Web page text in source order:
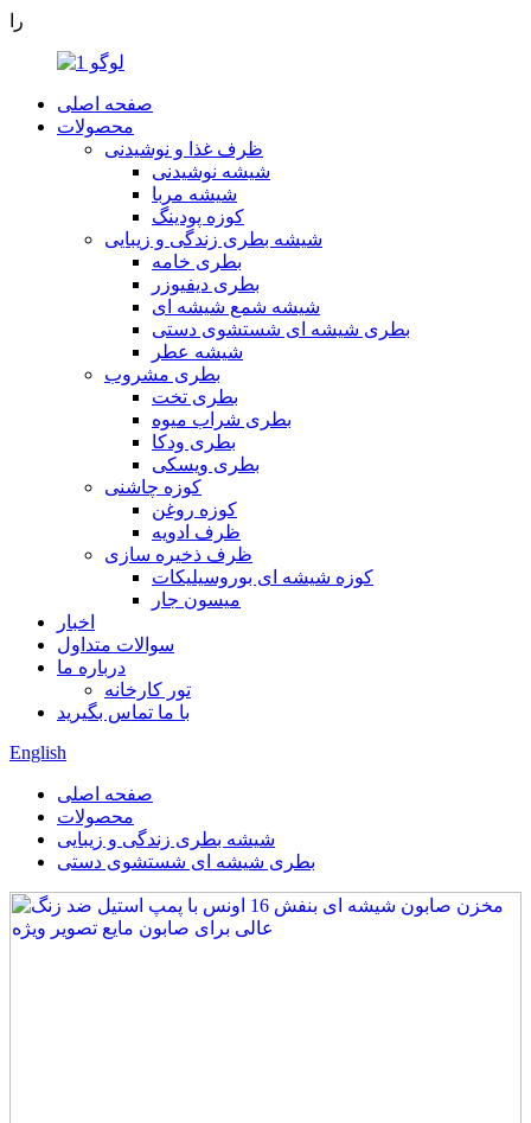
را
صفحه اصلی
محصولات
ظرف غذا و نوشیدنی
شیشه نوشیدنی
شیشه مربا
کوزه پودینگ
شیشه بطری زندگی و زیبایی
بطری خامه
بطری دیفیوزر
شیشه شمع شیشه ای
بطری شیشه ای شستشوی دستی
شیشه عطر
بطری مشروب
بطری تخت
بطری شراب میوه
بطری ودکا
بطری ویسکی
کوزه چاشنی
کوزه روغن
ظرف ادویه
ظرف ذخیره سازی
کوزه شیشه ای بوروسیلیکات
میسون جار
اخبار
سوالات متداول
درباره ما
تور کارخانه
با ما تماس بگیرید
English
صفحه اصلی
محصولات
شیشه بطری زندگی و زیبایی
بطری شیشه ای شستشوی دستی